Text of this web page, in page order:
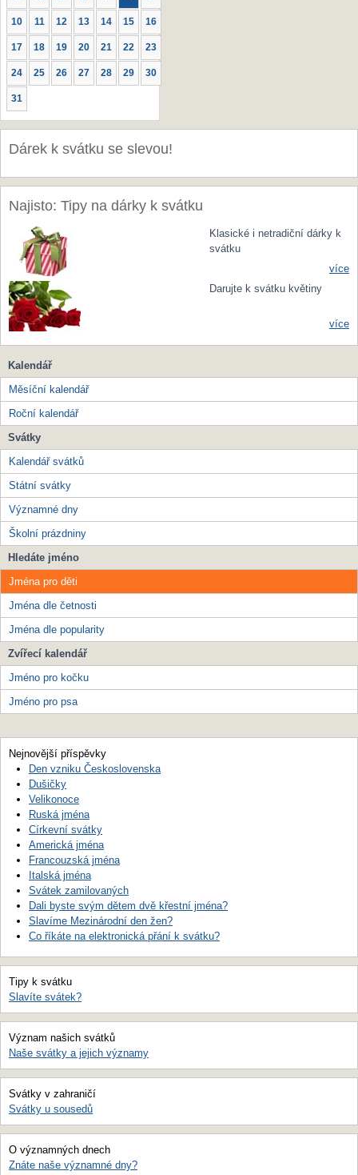
10 11 12 13 14 15 16
17 18 19 20 21 22 23
24 25 26 27 28 29 30
31
Dárek k svátku se slevou!
Najisto: Tipy na dárky k svátku
Klasické i netradiční dárky k
svátku
více
Darujte k svátku květiny
více
Kalendář
Měsíční kalendář
Roční kalendář
Svátky
Kalendář svátků
Státní svátky
Významné dny
Školní prázdniny
Hledáte jméno
Jména pro děti
Jména dle četnosti
Jména dle popularity
Zvířecí kalendář
Jméno pro kočku
Jméno pro psa
Nejnovější příspěvky
Den vzniku Československa
Dušičky
Velikonoce
Ruská jména
Církevní svátky
Americká jména
Francouzská jména
Italská jména
Svátek zamilovaných
Dali byste svým dětem dvě křestní jména?
Slavíme Mezinárodní den žen?
Co říkáte na elektronická přání k svátku?
Tipy k svátku
Slavíte svátek?
Význam našich svátků
Naše svátky a jejich významy
Svátky v zahraničí
Svátky u sousedů
O významných dnech
Znáte naše významné dny?